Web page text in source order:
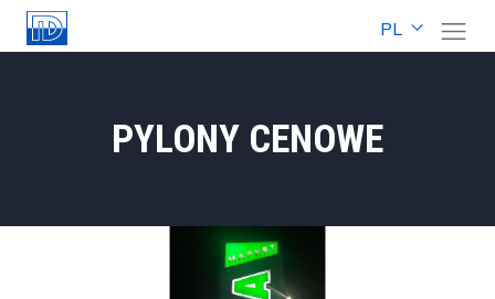
PL
PYLONY CENOWE